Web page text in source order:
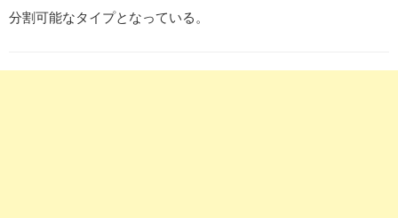
分割可能なタイプとなっている。